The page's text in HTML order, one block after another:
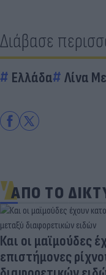
Διάβασε
Ελλάδα Λίνα
ΑΠΟ ΤΟ
Και οι μαϊμούδες
επιστήμονες